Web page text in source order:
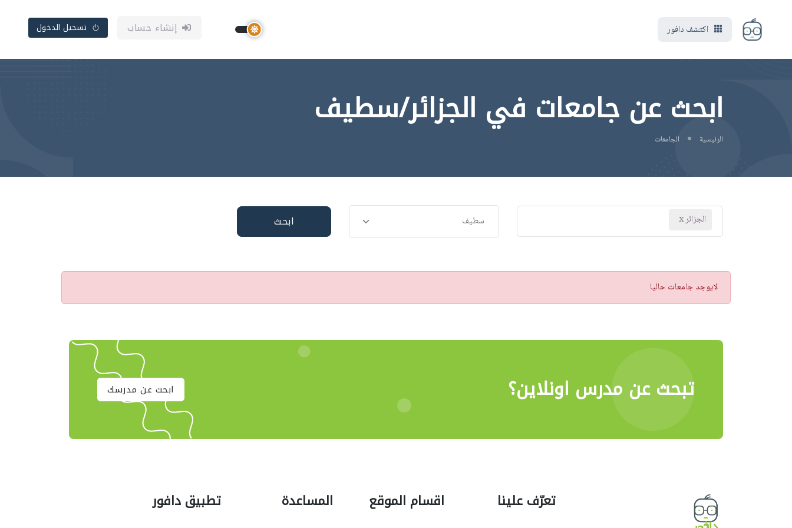
اكتشف دافور إنشاء حساب تسجيل الدخول
ابحث عن جامعات في الجزائر/سطيف
الرئيسية الجامعات
الجزائر ابحث
تنبيه
لايوجد جامعات حاليا
تبحث عن مدرس اونلاين؟ ابحث عن مدرسك
تعرّف علينا اقسام الموقع المساعدة تطبيق دافور